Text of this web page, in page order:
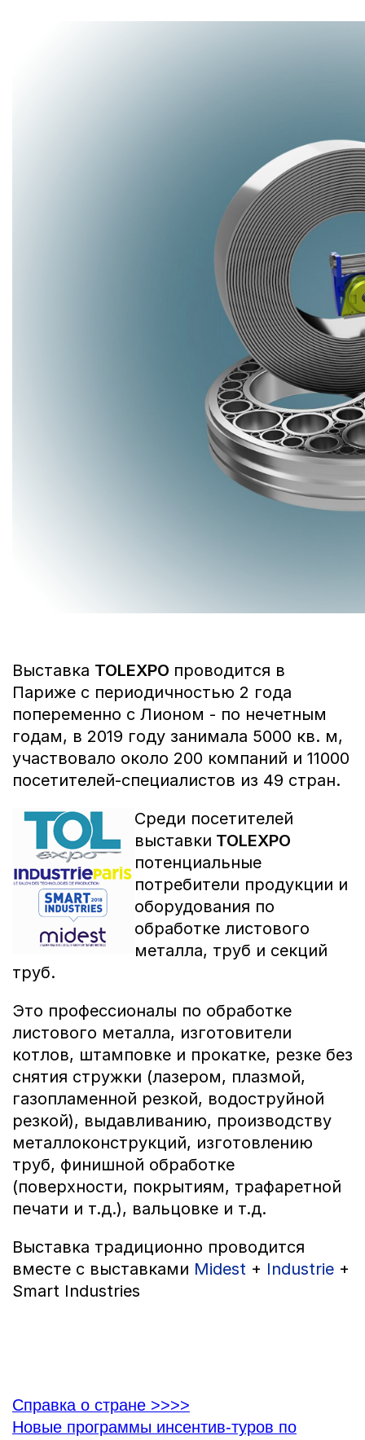
Выставка TOLEXPO проводится в
Париже с периодичностью 2 года
попеременно с Лионом - по нечетным
годам, в 2019 году занимала 5000 кв. м,
участвовало около 200 компаний и 11000
посетителей-специалистов из 49 стран.
Среди посетителей
выставки TOLEXPO
потенциальные
потребители продукции и
оборудования по
обработке листового
металла, труб и секций
труб.
Это профессионалы по обработке
листового металла, изготовители
котлов, штамповке и прокатке, резке без
снятия стружки (лазером, плазмой,
газопламенной резкой, водоструйной
резкой), выдавливанию, производству
металлоконструкций, изготовлению
труб, финишной обработке
(поверхности, покрытиям, трафаретной
печати и т.д.), вальцовке и т.д.
Выставка традиционно проводится
вместе с выставками Midest + Industrie+
Smart Industries
Справка о стране >>>>
Новые программы инсентив-туров по